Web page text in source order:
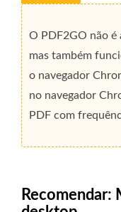
O PDF2GO não é
mas também
o navegador
no navegador
PDF com
Recomendar: